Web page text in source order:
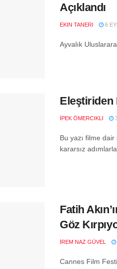
Açıklandı
EKIN TANERI 6
Ayvalık
Eleştiriden
İPEK ÖMERCIKLI
Bu yazı filme
kararsız
Fatih
Göz
İREM NAZ GÜVEL
Cannes Film